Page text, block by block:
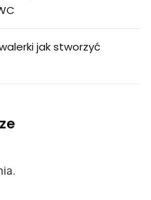
jak stworzyć